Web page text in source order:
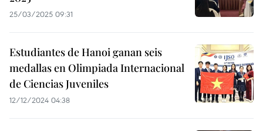
25/03/2025 09:31
Estudiantes de Hanoi ganan seis
medallas en Olimpiada Internacional
de Ciencias Juveniles
12/12/2024 04:38